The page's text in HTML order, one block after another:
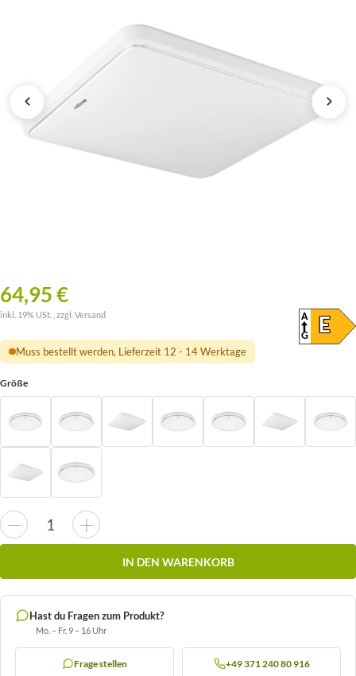
64,95 €
A
G
E
inkl. 19% USt. , zzgl. Versand
Muss bestellt werden, Lieferzeit 12 - 14 Werktage
Größe
IN DEN WARENKORB
Hast du Fragen zum Produkt?
Mo. – Fr. 9 – 16 Uhr
Frage stellen +49 371 240 80 916